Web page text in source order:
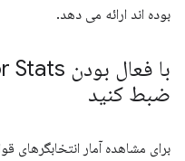
بوده اند ارائه می دهد.
ضبط کنید